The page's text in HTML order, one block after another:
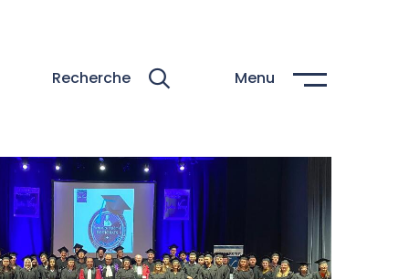
Recherche Menu